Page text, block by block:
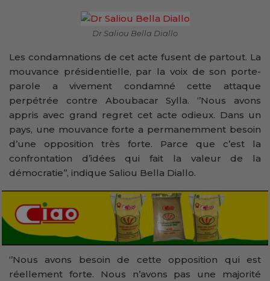
Dr Saliou Bella Diallo
Les condamnations de cet acte fusent de partout. La
mouvance présidentielle, par la voix de son porte-
parole a vivement condamné cette attaque
perpétrée contre Aboubacar Sylla. ‘’Nous avons
appris avec grand regret cet acte odieux. Dans un
pays, une mouvance forte a permanemment besoin
d’une opposition très forte. Parce que c’est la
confrontation d’idées qui fait la valeur de la
démocratie’’, indique Saliou Bella Diallo.
‘’Nous avons besoin de cette opposition qui est
réellement forte. Nous n’avons pas une majorité